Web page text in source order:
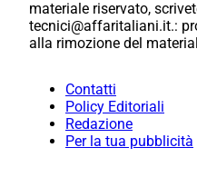
materiale riservato,
tecnici@affaritaliani.it.:
alla rimozione del
Contatti
Policy Editoriali
Redazione
Per la tua pubblicità